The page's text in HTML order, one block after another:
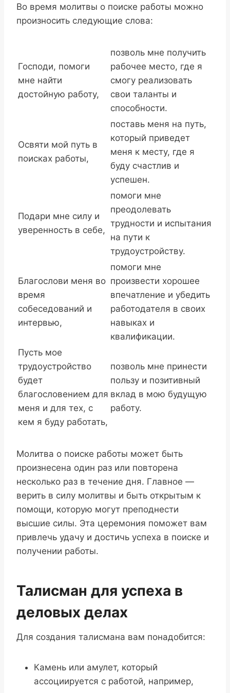
Во время молитвы о поиске работы можно
произносить следующие слова:
Господи, помоги
мне найти
достойную работу,
позволь мне получить
рабочее место, где я
смогу реализовать
свои таланты и
способности.
Освяти мой путь в
поисках работы,
поставь меня на путь,
который приведет
меня к месту, где я
буду счастлив и
успешен.
Подари мне силу и
уверенность в себе,
помоги мне
преодолевать
трудности и испытания
на пути к
трудоустройству.
Благослови меня во
время
собеседований и
интервью,
помоги мне
произвести хорошее
впечатление и убедить
работодателя в своих
навыках и
квалификации.
Пусть мое
трудоустройство
будет
благословением для
меня и для тех, с
кем я буду работать,
позволь мне принести
пользу и позитивный
вклад в мою будущую
работу.
Молитва о поиске работы может быть
произнесена один раз или повторена
несколько раз в течение дня. Главное —
верить в силу молитвы и быть открытым к
помощи, которую могут преподнести
высшие силы. Эта церемония поможет вам
привлечь удачу и достичь успеха в поиске и
получении работы.
Талисман для успеха в
деловых делах
Для создания талисмана вам понадобится:
Камень или амулет, который
ассоциируется с работой, например,